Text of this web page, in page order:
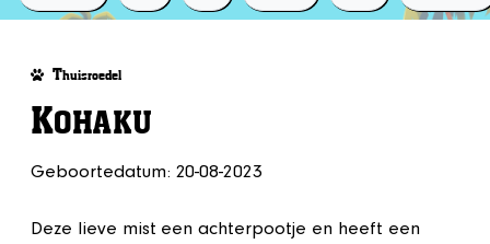
Thuisroedel
KOHAKU
Geboortedatum: 20-08-2023
Deze lieve mist een achterpootje en heeft een